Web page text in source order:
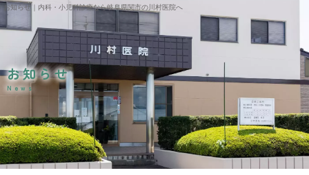
お知らせ｜内科・小児科診療なら岐阜県関市の川村医院へ
お知らせ
News